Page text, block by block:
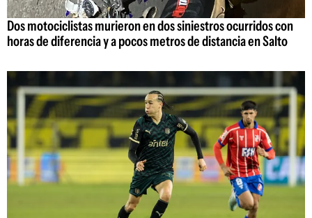
Dos motociclistas murieron en dos siniestros ocurridos con
horas de diferencia y a pocos metros de distancia en Salto